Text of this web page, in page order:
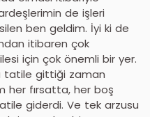
de işleri
ben geldim. İyi ki de
itibaren çok
için çok önemli bir yer.
tatile gittiği zaman
her fırsatta, her boş
giderdi. Ve tek arzusu